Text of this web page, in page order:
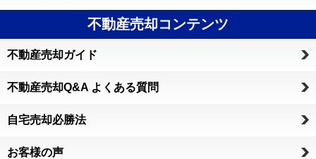
不動産売却コンテンツ
不動産売却ガイド
不動産売却Q&A よくある質問
自宅売却必勝法
お客様の声